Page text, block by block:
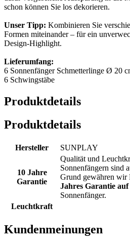
schon können Sie los dekorieren.
Unser Tipp: Kombinieren Sie
Formen miteinander – für ein
Design-Highlight.
Lieferumfang:
6 Sonnenfänger Schmetterlinge Ø 20
6 Schwingstäbe
Produktdetails
Produktdetails
Hersteller SUNPLAY
10 Jahre
Garantie
Qualität und
Sonnenfängern sind
Grund gewähren wir
Jahres Garantie
Sonnenfänger.
Leuchtkraft
Kundenmeinungen